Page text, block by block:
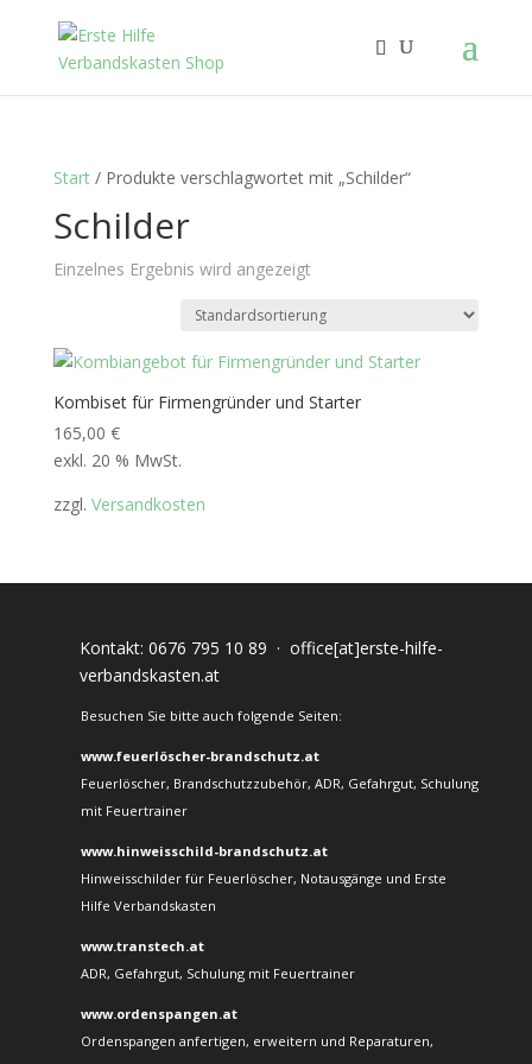
Start/ Produkte verschlagwortet mit „Schilder“
Schilder
Einzelnes Ergebnis wird angezeigt
Kombiset für Firmengründer und Starter
165,00 €
exkl. 20 % MwSt.
zzgl. Versandkosten
Kontakt: 0676 795 10 89 · office[at]erste-hilfe-
verbandskasten.at
Besuchen Sie bitte auch folgende Seiten:
www.feuerlöscher-brandschutz.at
Feuerlöscher, Brandschutzzubehör, ADR, Gefahrgut, Schulung
mit Feuertrainer
www.hinweisschild-brandschutz.at
Hinweisschilder für Feuerlöscher, Notausgänge und Erste
Hilfe Verbandskasten
www.transtech.at
ADR, Gefahrgut, Schulung mit Feuertrainer
www.ordenspangen.at
Ordenspangen anfertigen, erweitern und Reparaturen,